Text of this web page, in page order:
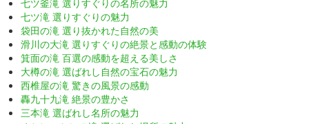
七ツ釜滝 選りすぐりの名所の魅力
七ツ滝 選りすぐりの魅力
袋田の滝 選り抜かれた自然の美
滑川の大滝 選りすぐりの絶景と感動の体験
箕面の滝 百選の感動を超える美しさ
大樽の滝 選ばれし自然の宝石の魅力
西椎屋の滝 驚きの風景の感動
轟九十九滝 絶景の豊かさ
三本滝 選ばれし名所の魅力